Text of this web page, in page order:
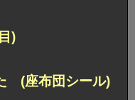
)
(座布団シール)